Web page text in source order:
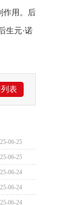
作用。后
生元·诺
表
06-25
06-25
06-24
06-24
06-24